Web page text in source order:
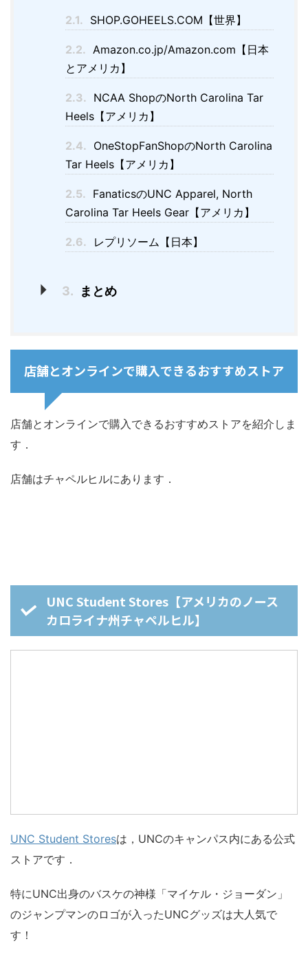
2.1. SHOP.GOHEELS.COM【世界】
2.2. Amazon.co.jp/Amazon.com【日本
とアメリカ】
2.3. NCAA ShopのNorth Carolina Tar
Heels【アメリカ】
2.4. OneStopFanShopのNorth Carolina
Tar Heels【アメリカ】
2.5. FanaticsのUNC Apparel, North
Carolina Tar Heels Gear【アメリカ】
2.6. レプリソーム【日本】
3. まとめ
店舗とオンラインで購入できるおすすめストア
店舗とオンラインで購入できるおすすめストアを紹介しま
す．
店舗はチャペルヒルにあります．
UNC Student Stores【アメリカのノース
カロライナ州チャペルヒル】
UNC Student Storesは，UNCのキャンパス内にある公式
ストアです．
特にUNC出身のバスケの神様「マイケル・ジョーダン」
のジャンプマンのロゴが入ったUNCグッズは大人気で
す！